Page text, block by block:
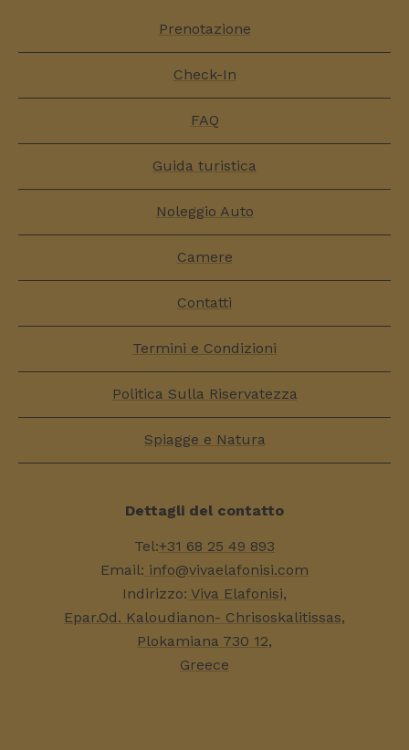
Prenotazione
Check-In
FAQ
Guida turistica
Noleggio Auto
Camere
Contatti
Termini e Condizioni
Politica Sulla Riservatezza
Spiagge e Natura
Dettagli del contatto
Tel:+31 68 25 49 893
Email: info@vivaelafonisi.com
Indirizzo: Viva Elafonisi,
Epar.Od. Kaloudianon- Chrisoskalitissas,
Plokamiana 730 12,
Greece